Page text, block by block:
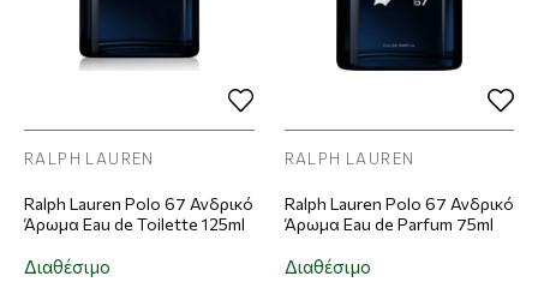
RALPH LAUREN
Ralph Lauren Polo 67 Ανδρικό
Άρωμα Eau de Toilette 125ml
Διαθέσιμο
RALPH LAUREN
Ralph Lauren Polo 67 Ανδρικό
Άρωμα Eau de Parfum 75ml
Διαθέσιμο